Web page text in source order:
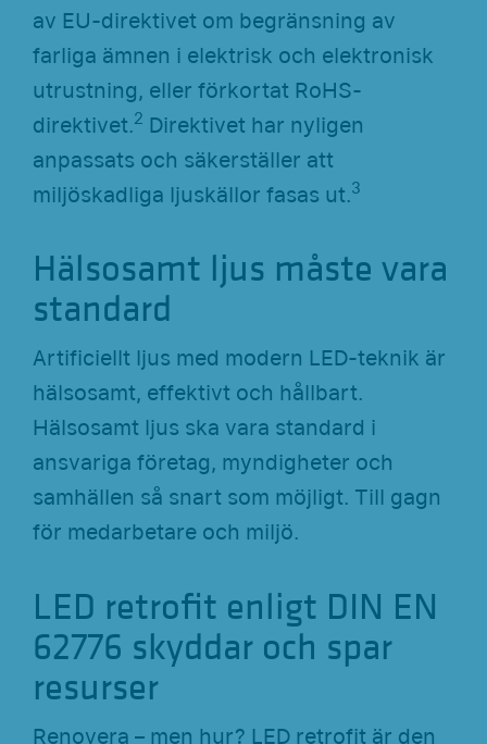
av EU-direktivet om begränsning av
farliga ämnen i elektrisk och elektronisk
utrustning, eller förkortat RoHS-
direktivet.2 Direktivet har nyligen
anpassats och säkerställer att
miljöskadliga ljuskällor fasas ut.3
Hälsosamt ljus måste vara
standard
Artificiellt ljus med modern LED-teknik är
hälsosamt, effektivt och hållbart.
Hälsosamt ljus ska vara standard i
ansvariga företag, myndigheter och
samhällen så snart som möjligt. Till gagn
för medarbetare och miljö.
LED retrofit enligt DIN EN
62776 skyddar och spar
resurser
Renovera – men hur? LED retrofit är den